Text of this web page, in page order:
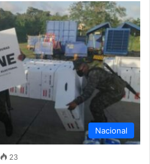
Nacional
23